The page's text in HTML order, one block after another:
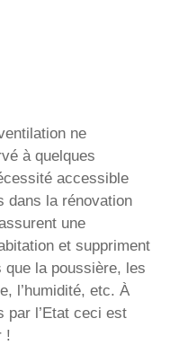
ne
à quelques
accessible
dans la rénovation
une
et suppriment
que la poussière, les
l’humidité, etc. À
par l’Etat ceci est
!